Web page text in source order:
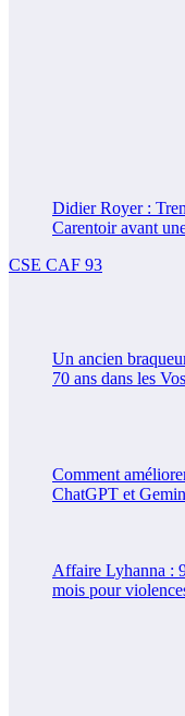
Didier Royer :
Carentoir avant
CSE CAF 93
Un ancien
70 ans dans les
Comment
ChatGPT et
Affaire Lyhanna :
mois pour